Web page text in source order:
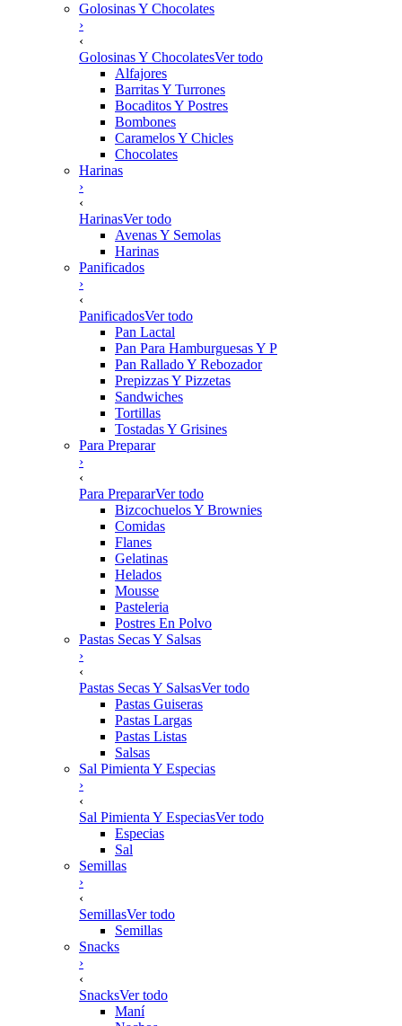
Golosinas Y Chocolates
›
‹
Golosinas Y ChocolatesVer todo
Alfajores
Barritas Y Turrones
Bocaditos Y Postres
Bombones
Caramelos Y Chicles
Chocolates
Harinas
›
‹
HarinasVer todo
Avenas Y Semolas
Harinas
Panificados
›
‹
PanificadosVer todo
Pan Lactal
Pan Para Hamburguesas Y P
Pan Rallado Y Rebozador
Prepizzas Y Pizzetas
Sandwiches
Tortillas
Tostadas Y Grisines
Para Preparar
›
‹
Para PrepararVer todo
Bizcochuelos Y Brownies
Comidas
Flanes
Gelatinas
Helados
Mousse
Pasteleria
Postres En Polvo
Pastas Secas Y Salsas
›
‹
Pastas Secas Y SalsasVer todo
Pastas Guiseras
Pastas Largas
Pastas Listas
Salsas
Sal Pimienta Y Especias
›
‹
Sal Pimienta Y EspeciasVer todo
Especias
Sal
Semillas
›
‹
SemillasVer todo
Semillas
Snacks
›
‹
SnacksVer todo
Maní